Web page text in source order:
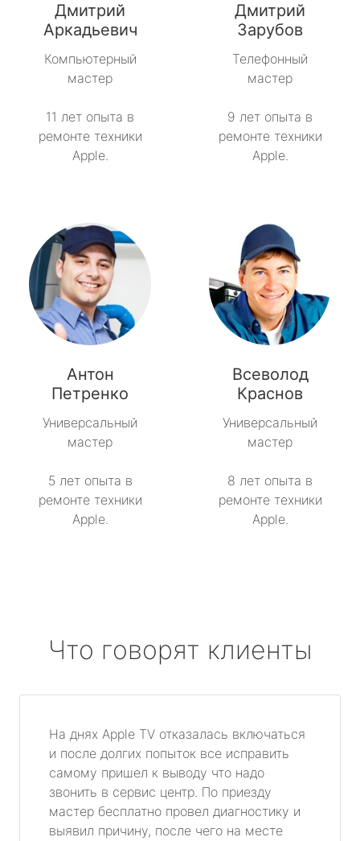
Дмитрий
Аркадьевич
Компьютерный
мастер
11 лет опыта в
ремонте техники
Apple.
Дмитрий
Зарубов
Телефонный
мастер
9 лет опыта в
ремонте техники
Apple.
Антон
Петренко
Универсальный
мастер
5 лет опыта в
ремонте техники
Apple.
Всеволод
Краснов
Универсальный
мастер
8 лет опыта в
ремонте техники
Apple.
Что говорят клиенты
На днях Apple TV отказалась включаться
и после долгих попыток все исправить
самому пришел к выводу что надо
звонить в сервис центр. По приезду
мастер бесплатно провел диагностику и
выявил причину, после чего на месте